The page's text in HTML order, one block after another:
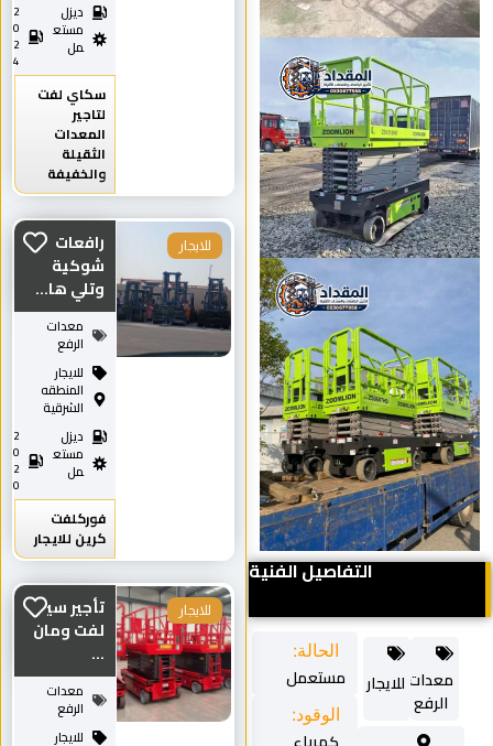
التفاصيل الفنية
الحالة:
مستعمل
الوقود:
معدات
الرفع
للايجار
ديزل
مستع
مل
2
2
سكاي لفت
لتاجير
المعدات
الثقيلة
والخفيفة
رافعات
شوكية
وتلي ها...
معدات
الرفع
للايجار
المنطقه
الشرقية
ديزل
مستع
مل
2
2
فوركلفت
كرين للايجار
للايجار
تأجير سيزر
لفت ومان
...
معدات
الرفع
للايجار
للايجار